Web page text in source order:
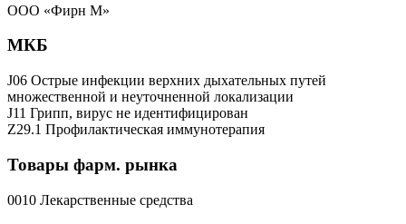
ООО «Фирн М»
МКБ
J06 Острые инфекции верхних дыхательных путей
множественной и неуточненной локализации
J11 Грипп, вирус не идентифицирован
Z29.1 Профилактическая иммунотерапия
Товары фарм. рынка
0010 Лекарственные средства